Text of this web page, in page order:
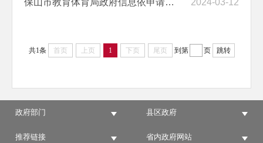
保山市教育体育局政府信息依申请公开制度 2024-03-12
共1条 首页 上页 1 下页 尾页 到第 页 跳转
政府部门 县区政府
推荐链接 省内政府网站